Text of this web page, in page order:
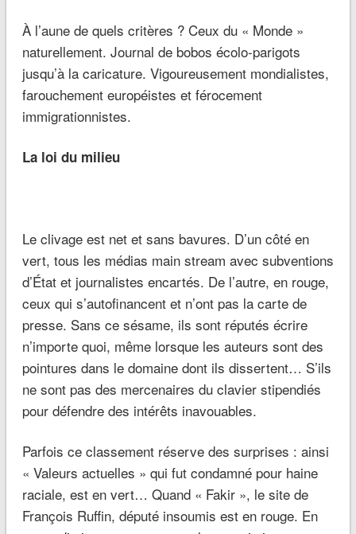
À l’aune de quels critères ? Ceux du « Monde »
naturellement. Journal de bobos écolo-parigots
jusqu’à la caricature. Vigoureusement mondialistes,
farouchement européistes et férocement
immigrationnistes.
La loi du milieu
Le clivage est net et sans bavures. D’un côté en
vert, tous les médias main stream avec subventions
d’État et journalistes encartés. De l’autre, en rouge,
ceux qui s’autofinancent et n’ont pas la carte de
presse. Sans ce sésame, ils sont réputés écrire
n’importe quoi, même lorsque les auteurs sont des
pointures dans le domaine dont ils dissertent… S’ils
ne sont pas des mercenaires du clavier stipendiés
pour défendre des intérêts inavouables.
Parfois ce classement réserve des surprises : ainsi
« Valeurs actuelles » qui fut condamné pour haine
raciale, est en vert… Quand « Fakir », le site de
François Ruffin, député insoumis est en rouge. En